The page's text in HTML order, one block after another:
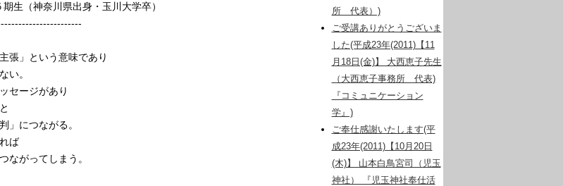
生（神奈川県出身・玉川大学卒）
張」という意味であり
い。
セージがあり
」につながる。
ば
ながってしまう。
所 代表）)
ご受講ありがとうございま
した(平成23年(2011)【11
月18日(金)】 大西恵子先生
（大西恵子事務所 代表)
『コミュニケーション
学』)
ご奉仕感謝いたします(平
成23年(2011)【10月20日
(木)】 山本白鳥宮司（児玉
神社） 『児玉神社奉仕活